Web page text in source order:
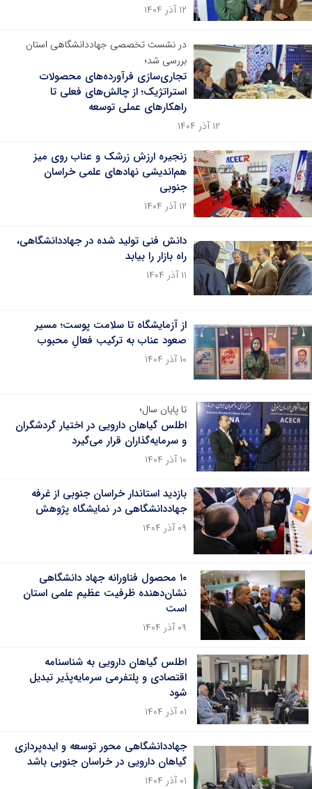
۱۲ آذر ۱۴۰۴
در نشست تخصصی جهاددانشگاهی استان
بررسی شد؛
تجاری‌سازی فرآورده‌های محصولات
استراتژیک؛ از چالش‌های فعلی تا
راهکارهای عملی توسعه
۱۲ آذر ۱۴۰۴
زنجیره ارزش زرشک و عناب روی میز
هم‌اندیشی نهادهای علمی خراسان
جنوبی
۱۲ آذر ۱۴۰۴
دانش فنی تولید شده در جهاددانشگاهی،
راه بازار را بیابد
۱۱ آذر ۱۴۰۴
از آزمایشگاه تا سلامت پوست؛ مسیر
صعود عناب به ترکیب فعالِ محبوب
۱۰ آذر ۱۴۰۴
تا پایان سال؛
اطلس گیاهان دارویی در اختیار گردشگران
و سرمایه‌گذاران قرار می‌گیرد
۱۰ آذر ۱۴۰۴
بازدید استاندار خراسان جنوبی از غرفه
جهاددانشگاهی در نمایشگاه پژوهش
۰۹ آذر ۱۴۰۴
۱۰ محصول فناورانه جهاد دانشگاهی
نشان‌دهنده ظرفیت عظیم علمی استان
است
۰۹ آذر ۱۴۰۴
اطلس گیاهان دارویی به شناسنامه
اقتصادی و پلتفرمی سرمایه‌پذیر تبدیل
شود
۰۱ آذر ۱۴۰۴
جهاددانشگاهی محور توسعه و ایده‌پردازی
گیاهان دارویی در خراسان جنوبی باشد
۰۱ آذر ۱۴۰۴